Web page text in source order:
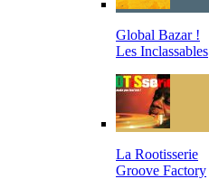
Global Bazar !
Les Inclassables
La Rootisserie
Groove Factory